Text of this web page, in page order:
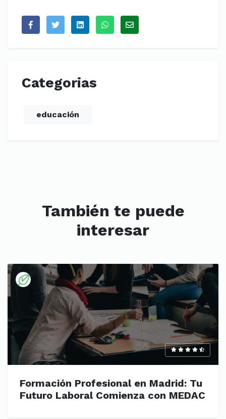
Categorias
educación
También te puede
interesar
Formación Profesional en Madrid: Tu
Futuro Laboral Comienza con MEDAC